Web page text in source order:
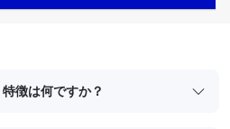
徴は何ですか？